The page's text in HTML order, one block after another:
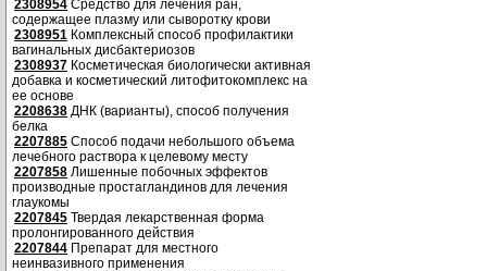
2308954 Средство для лечения ран,
содержащее плазму или сыворотку крови
2308951 Комплексный способ профилактики
вагинальных дисбактериозов
2308937 Косметическая биологически активная
добавка и косметический литофитокомплекс на
ее основе
2208638 ДНК (варианты), способ получения
белка
2207885 Способ подачи небольшого объема
лечебного раствора к целевому месту
2207858 Лишенные побочных эффектов
производные простагландинов для лечения
глаукомы
2207845 Твердая лекарственная форма
пролонгированного действия
2207844 Препарат для местного
неинвазивного применения